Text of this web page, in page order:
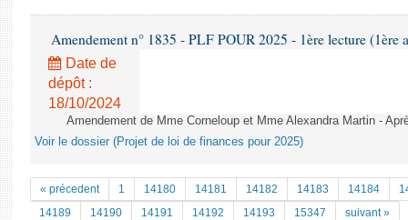
Amendement n° 1835 - PLF POUR 2025 - 1ère lecture (1ère
Date de
dépôt :
18/10/2024
Amendement de Mme Corneloup et Mme Alexandra Martin -
Voir le dossier (Projet de loi de finances pour 2025)
« précedent 1 14180 14181 14182 14183 14184
14189
14190 14191 14192 14193 15347 suivant »